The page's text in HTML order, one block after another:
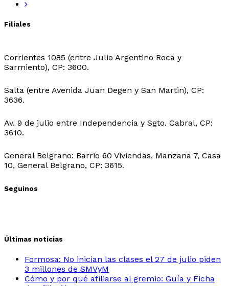
Filiales
Corrientes 1085 (entre Julio Argentino Roca y
Sarmiento), CP: 3600.
Salta (entre Avenida Juan Degen y San Martin), CP:
3636.
Av. 9 de julio entre Independencia y Sgto. Cabral, CP:
3610.
General Belgrano: Barrio 60 Viviendas, Manzana 7, Casa
10, General Belgrano, CP: 3615.
Seguinos
Últimas noticias
Formosa: No inician las clases el 27 de julio piden
3 millones de SMVyM
Cómo y por qué afiliarse al gremio: Guía y Ficha